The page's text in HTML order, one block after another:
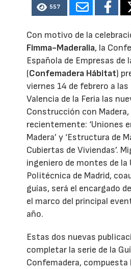
557
Con motivo de la
Fimma-Maderalia, la
Española de Empresas de
(Confemadera Hábitat)
viernes 14 de febrero a las
Valencia de la Feria las
Construcción con
recientemente: ‘Uniones
Madera’ y ‘Estructura de
Cubiertas de Viviendas’.
ingeniero de montes de la
Politécnica de Madrid,
guías, será el encargado
el marco del principal
año.
Estas dos nuevas
completar la serie de la
Confemadera,